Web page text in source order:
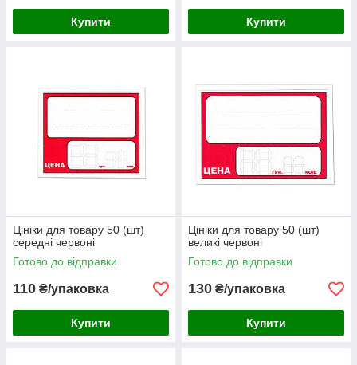
Купити Купити
Цініки для товару 50 (шт)
середні червоні
Готово до відправки
110 ₴/упаковка
Купити
Цініки для товару 50 (шт)
великі червоні
Готово до відправки
130 ₴/упаковка
Купити